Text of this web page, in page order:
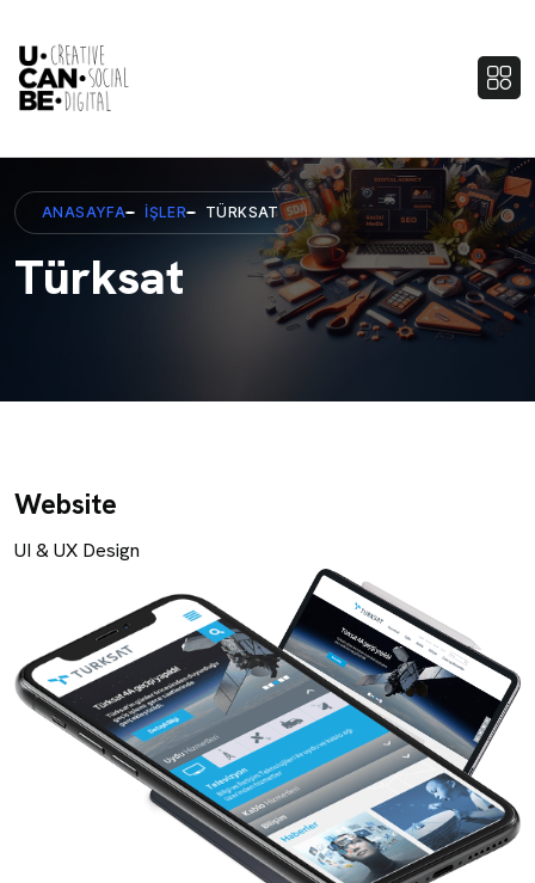
ANASAYFA İŞLER TÜRKSAT
Türksat
Website
UI & UX Design